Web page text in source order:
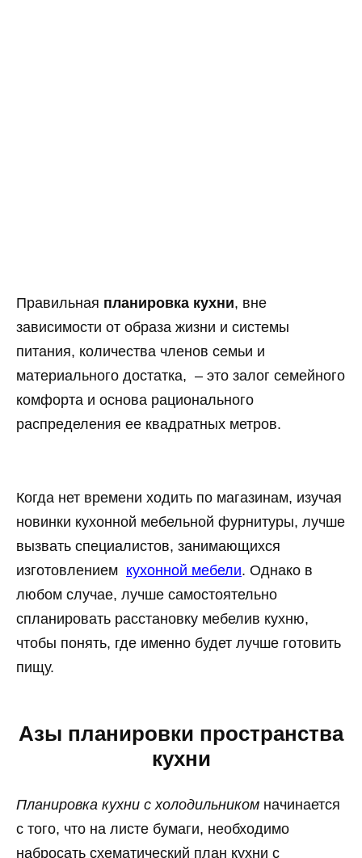
Правильная планировка кухни, вне
зависимости от образа жизни и системы
питания, количества членов семьи и
материального достатка, – это залог семейного
комфорта и основа рационального
распределения ее квадратных метров.
Когда нет времени ходить по магазинам, изучая
новинки кухонной мебельной фурнитуры, лучше
вызвать специалистов, занимающихся
изготовлением кухонной мебели. Однако в
любом случае, лучше самостоятельно
спланировать расстановку мебелив кухню,
чтобы понять, где именно будет лучше готовить
пищу.
Азы планировки пространства
кухни
Планировка кухни с холодильником начинается
с того, что на листе бумаги, необходимо
набросать схематический план кухни с